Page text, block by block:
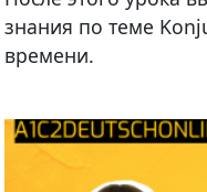
знания по теме
времени.